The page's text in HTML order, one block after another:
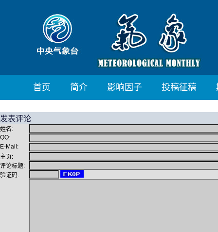
首页 简介 影响因子 投稿征稿
发表评论
姓名:
QQ:
E-Mail:
主页:
评论标题:
验证码: